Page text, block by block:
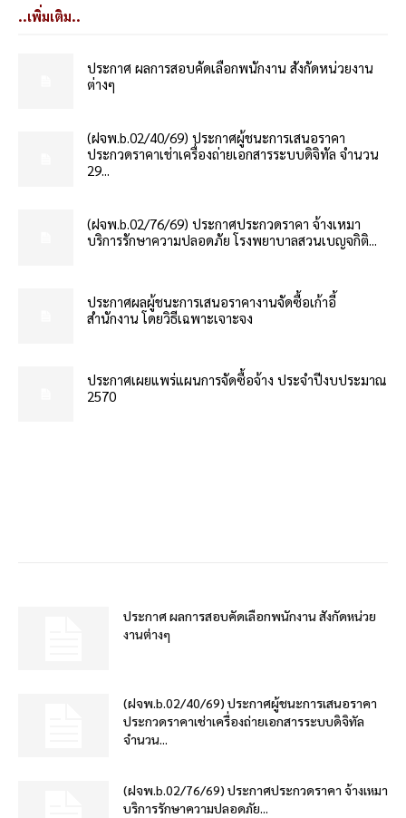
..เพิ่มเติม..
ประกาศ ผลการสอบคัดเลือกพนักงาน สังกัดหน่วยงาน
ต่างๆ
(ฝจพ.b.02/40/69) ประกาศผู้ชนะการเสนอราคา
ประกวดราคาเช่าเครื่องถ่ายเอกสารระบบดิจิทัล จำนวน
29...
(ฝจพ.b.02/76/69) ประกาศประกวดราคา จ้างเหมา
บริการรักษาความปลอดภัย โรงพยาบาลสวนเบญจกิติ...
ประกาศผลผู้ชนะการเสนอราคางานจัดซื้อเก้าอี้
สำนักงาน โดยวิธีเฉพาะเจาะจง
ประกาศเผยแพร่แผนการจัดซื้อจ้าง ประจำปีงบประมาณ
2570
ประกาศ ผลการสอบคัดเลือกพนักงาน สังกัดหน่วย
งานต่างๆ
(ฝจพ.b.02/40/69) ประกาศผู้ชนะการเสนอราคา
ประกวดราคาเช่าเครื่องถ่ายเอกสารระบบดิจิทัล
จำนวน...
(ฝจพ.b.02/76/69) ประกาศประกวดราคา จ้างเหมา
บริการรักษาความปลอดภัย...